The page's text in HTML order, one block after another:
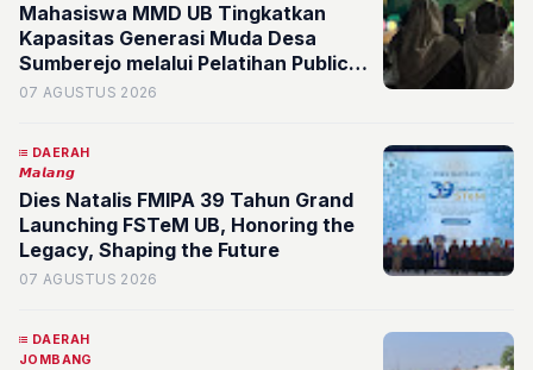
Mahasiswa MMD UB Tingkatkan
Kapasitas Generasi Muda Desa
Sumberejo melalui Pelatihan Public
Speaking dan Digitalisasi Potensi
07 AGUSTUS 2026
DAERAH
𝙈𝙖𝙡𝙖𝙣𝙜
Dies Natalis FMIPA 39 Tahun Grand
Launching FSTeM UB, Honoring the
Legacy, Shaping the Future
07 AGUSTUS 2026
DAERAH
JOMBANG